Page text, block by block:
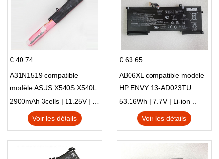
€ 40.74
A31N1519 compatible
modèle ASUS X540S X540L
X540LA-SI302 X540SA
X540S
2900mAh 3cells | 11.25V | Li-ion ...
Voir les détails
€ 63.65
AB06XL compatible modèle
HP ENVY 13-AD023TU
HSTNN-DB8C 921438-855
TPN-I128
53.16Wh | 7.7V | Li-ion ...
Voir les détails